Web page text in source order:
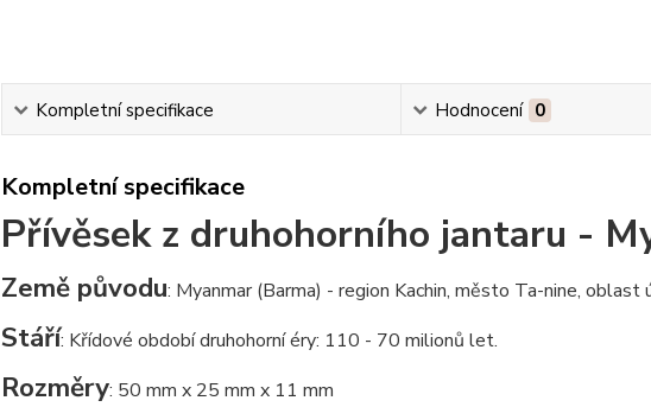
Kompletní specifikace Hodnocení 0
Kompletní specifikace
Přívěsek z druhohorního jantaru -
Země původu: Myanmar (Barma) - region Kachin, město Ta-nine, oblast
Stáří: Křídové období druhohorní éry: 110 - 70 milionů let.
Rozměry: 50 mm x 25 mm x 11 mm